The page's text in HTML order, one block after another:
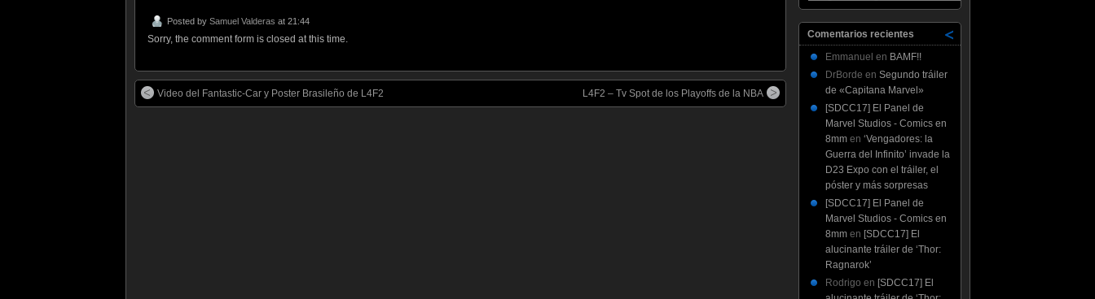
Posted by Samuel Valderas at 21:44
Sorry, the comment form is closed at this time.
Video del Fantastic-Car y Poster Brasileño de L4F2 L4F2 – Tv Spot de los Playoffs de la NBA
Comentarios recientes
Emmanuel en BAMF!!
DrBorde en Segundo tráiler
de «Capitana Marvel»
[SDCC17] El Panel de
Marvel Studios - Comics en
8mmen ‘Vengadores: la
Guerra del Infinito’ invade la
D23 Expo con el tráiler, el
póster y más sorpresas
[SDCC17] El Panel de
Marvel Studios - Comics en
8mmen [SDCC17] El
alucinante tráiler de ‘Thor:
Ragnarok’
Rodrigo en [SDCC17] El